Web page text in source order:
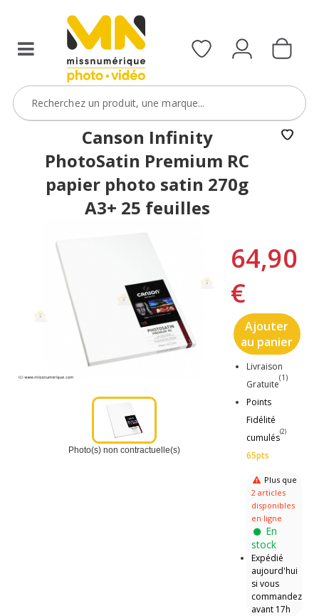
Canson Infinity
PhotoSatin Premium RC
papier photo satin 270g
A3+ 25 feuilles
Photo(s) non contractuelle(s)
64,90
€
Ajouter
au panier
Livraison
Gratuite
(1)
Points
Fidélité
cumulés
(2)
65pts
Plus que
2 articles
disponibles
en ligne
En
stock
Expédié
aujourd'hui
si vous
commandez
avant 17h